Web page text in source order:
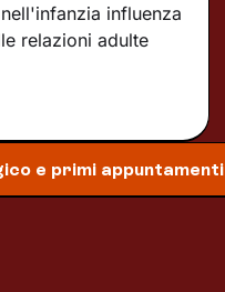
influenza
relazioni adulte
e primi appuntamenti